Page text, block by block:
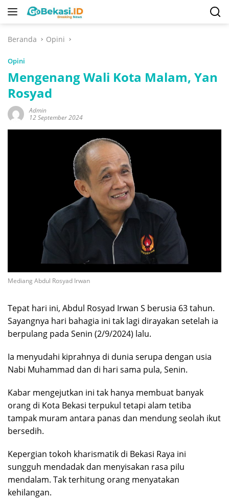
Langsung
Beranda
Opini
Opini
Mengenang Wali Kota Malam, Yan
Rosyad
Admin
12 September 2024
Mediang Abdul Rosyad Irwan
Tepat hari ini, Abdul Rosyad Irwan S berusia 63 tahun.
Sayangnya hari bahagia ini tak lagi dirayakan setelah ia
berpulang pada Senin (2/9/2024) lalu.
Ia menyudahi kiprahnya di dunia serupa dengan usia
Nabi Muhammad dan di hari sama pula, Senin.
Kabar mengejutkan ini tak hanya membuat banyak
orang di Kota Bekasi terpukul tetapi alam tetiba
tampak muram antara panas dan mendung seolah ikut
bersedih.
Kepergian tokoh kharismatik di Bekasi Raya ini
sungguh mendadak dan menyisakan rasa pilu
mendalam. Tak terhitung orang menyatakan
kehilangan.